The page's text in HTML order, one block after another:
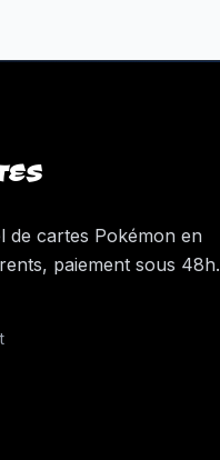
de cartes Pokémon en
paiement sous 48h.